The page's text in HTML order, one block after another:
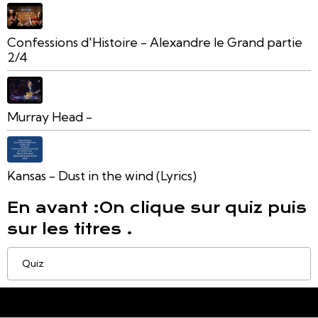
Confessions d'Histoire - Alexandre le Grand partie
2/4
Murray Head -
Kansas - Dust in the wind (Lyrics)
En avant :On clique sur quiz puis
sur les titres .
Quiz